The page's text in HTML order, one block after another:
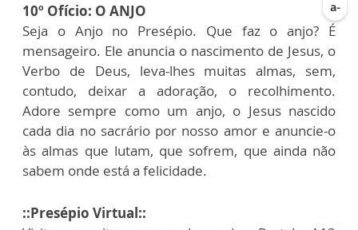
10º Ofício: O ANJO
Seja o Anjo no Presépio. Que faz o anjo? É
mensageiro. Ele anuncia o nascimento de Jesus, o
Verbo de Deus, leva-lhes muitas almas, sem,
contudo, deixar a adoração, o recolhimento.
Adore sempre como um anjo, o Jesus nascido
cada dia no sacrário por nosso amor e anuncie-o
às almas que lutam, que sofrem, que ainda não
sabem onde está a felicidade.
::Presépio Virtual::